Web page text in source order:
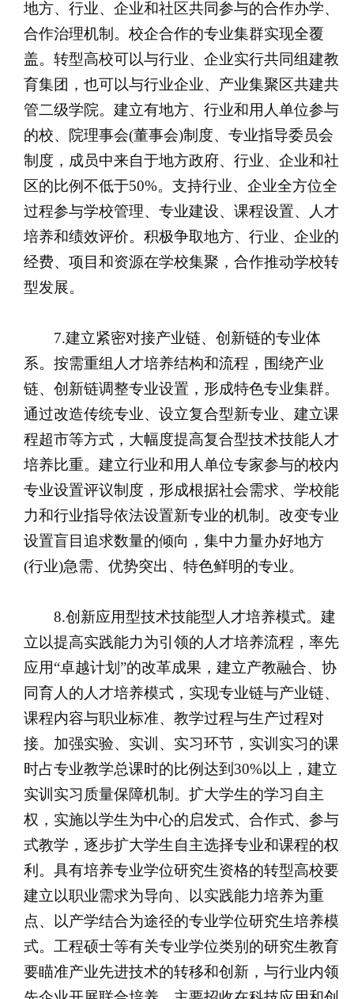
地方、行业、企业和社区共同参与的合作办学、
合作治理机制。校企合作的专业集群实现全覆
盖。转型高校可以与行业、企业实行共同组建教
育集团，也可以与行业企业、产业集聚区共建共
管二级学院。建立有地方、行业和用人单位参与
的校、院理事会(董事会)制度、专业指导委员会
制度，成员中来自于地方政府、行业、企业和社
区的比例不低于50%。支持行业、企业全方位全
过程参与学校管理、专业建设、课程设置、人才
培养和绩效评价。积极争取地方、行业、企业的
经费、项目和资源在学校集聚，合作推动学校转
型发展。
7.建立紧密对接产业链、创新链的专业体
系。按需重组人才培养结构和流程，围绕产业
链、创新链调整专业设置，形成特色专业集群。
通过改造传统专业、设立复合型新专业、建立课
程超市等方式，大幅度提高复合型技术技能人才
培养比重。建立行业和用人单位专家参与的校内
专业设置评议制度，形成根据社会需求、学校能
力和行业指导依法设置新专业的机制。改变专业
设置盲目追求数量的倾向，集中力量办好地方
(行业)急需、优势突出、特色鲜明的专业。
8.创新应用型技术技能型人才培养模式。建
立以提高实践能力为引领的人才培养流程，率先
应用“卓越计划”的改革成果，建立产教融合、协
同育人的人才培养模式，实现专业链与产业链、
课程内容与职业标准、教学过程与生产过程对
接。加强实验、实训、实习环节，实训实习的课
时占专业教学总课时的比例达到30%以上，建立
实训实习质量保障机制。扩大学生的学习自主
权，实施以学生为中心的启发式、合作式、参与
式教学，逐步扩大学生自主选择专业和课程的权
利。具有培养专业学位研究生资格的转型高校要
建立以职业需求为导向、以实践能力培养为重
点、以产学结合为途径的专业学位研究生培养模
式。工程硕士等有关专业学位类别的研究生教育
要瞄准产业先进技术的转移和创新，与行业内领